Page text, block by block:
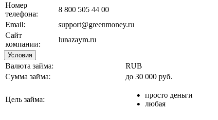
Номер
телефона:
8 800 505 44 00
Email:
support@greenmoney.ru
Сайт
компании:
lunazaym.ru
Условия
Валюта займа:
RUB
Сумма займа:
до 30 000 руб.
Цель займа:
просто деньги
любая